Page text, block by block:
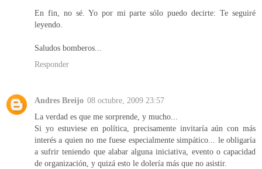
En fin, no sé. Yo por mi parte sólo puedo decirte: Te seguiré
leyendo.
Saludos bomberos...
Responder
Andres Breijo 08 octubre, 2009 23:57
La verdad es que me sorprende, y mucho...
Si yo estuviese en política, precisamente invitaría aún con más
interés a quien no me fuese especialmente simpático... le obligaría
a sufrir teniendo que alabar alguna iniciativa, evento o capacidad
de organización, y quizá esto le dolería más que no asistir.